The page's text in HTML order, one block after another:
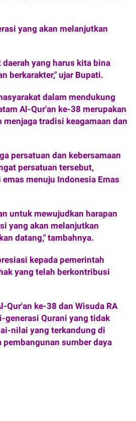
yang akan melanjutkan
yang harus kita bina
berkarakter," ujar Bupati.
dalam mendukung
Al-Qur'an ke-38 merupakan
tradisi keagamaan dan
persatuan dan kebersamaan
persatuan tersebut,
menuju Indonesia Emas
untuk mewujudkan harapan
yang akan melanjutkan
datang," tambahnya.
kepada pemerintah
yang telah berkontribusi
Qur'an ke-38 dan Wisuda RA
generasi Qurani yang tidak
nilai yang terkandung di
sumber daya